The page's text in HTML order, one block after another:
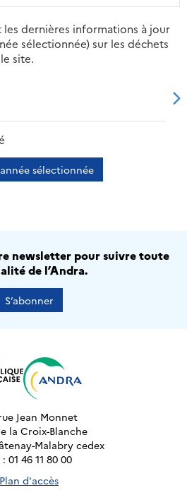
les dernières informations à jour
sélectionnée) sur les déchets
site.
sélectionnée
newsletter pour suivre toute
de l’Andra.
S’abonner
Jean Monnet
la Croix-Blanche
Malabry cedex
01 46 11 80 00
Plan d'accès